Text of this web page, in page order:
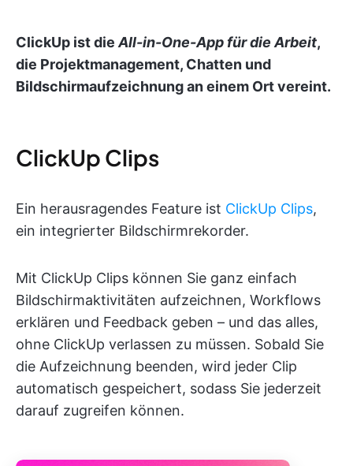
ClickUp ist die All-in-One-App für die Arbeit,
die Projektmanagement, Chatten und
Bildschirmaufzeichnung an einem Ort vereint.
ClickUp Clips
Ein herausragendes Feature ist ClickUp Clips,
ein integrierter Bildschirmrekorder.
Mit ClickUp Clips können Sie ganz einfach
Bildschirmaktivitäten aufzeichnen, Workflows
erklären und Feedback geben – und das alles,
ohne ClickUp verlassen zu müssen. Sobald Sie
die Aufzeichnung beenden, wird jeder Clip
automatisch gespeichert, sodass Sie jederzeit
darauf zugreifen können.